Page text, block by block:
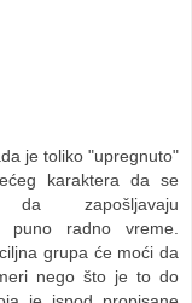
je toliko "upregnuto"
karaktera da se
zapošljavaju
puno radno vreme.
grupa će moći da
nego što je to do